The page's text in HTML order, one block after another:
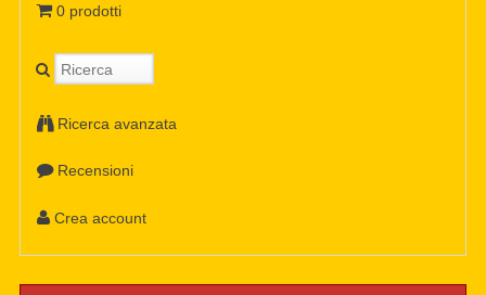
0 prodotti
Ricerca avanzata
Recensioni
Crea account